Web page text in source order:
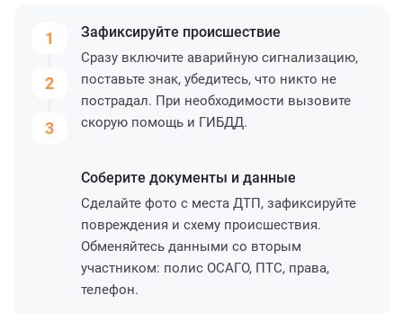
1
2
3
Зафиксируйте происшествие
Сразу включите аварийную сигнализацию,
поставьте знак, убедитесь, что никто не
пострадал. При необходимости вызовите
скорую помощь и ГИБДД.
Соберите документы и данные
Сделайте фото с места ДТП, зафиксируйте
повреждения и схему происшествия.
Обменяйтесь данными со вторым
участником: полис ОСАГО, ПТС, права,
телефон.